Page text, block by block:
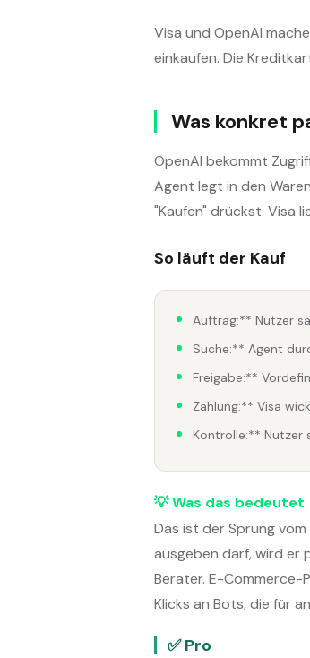
Visa und OpenAI
einkaufen. Die
Was konkret
OpenAI bekommt
Agent legt in den
"Kaufen" drückst. Visa
So läuft der Kauf
Auftrag:** Nutzer
Suche:** Agent
Freigabe:**
Zahlung:** Visa
Kontrolle:** Nutzer
💡 Was das bedeutet
Das ist der Sprung
ausgeben darf, wird er
Berater. E-
Klicks an Bots, die für
✅ Pro